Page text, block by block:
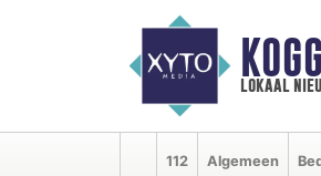
lokaal
112 Algemeen